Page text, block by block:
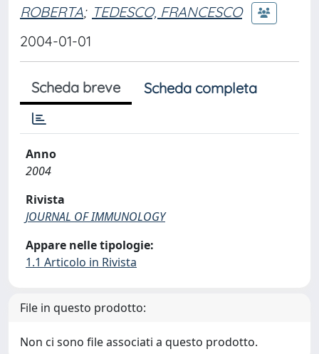
ROBERTA; TEDESCO, FRANCESCO
2004-01-01
Scheda breve Scheda completa
Anno
2004
Rivista
JOURNAL OF IMMUNOLOGY
Appare nelle tipologie:
1.1 Articolo in Rivista
File in questo prodotto:
Non ci sono file associati a questo prodotto.